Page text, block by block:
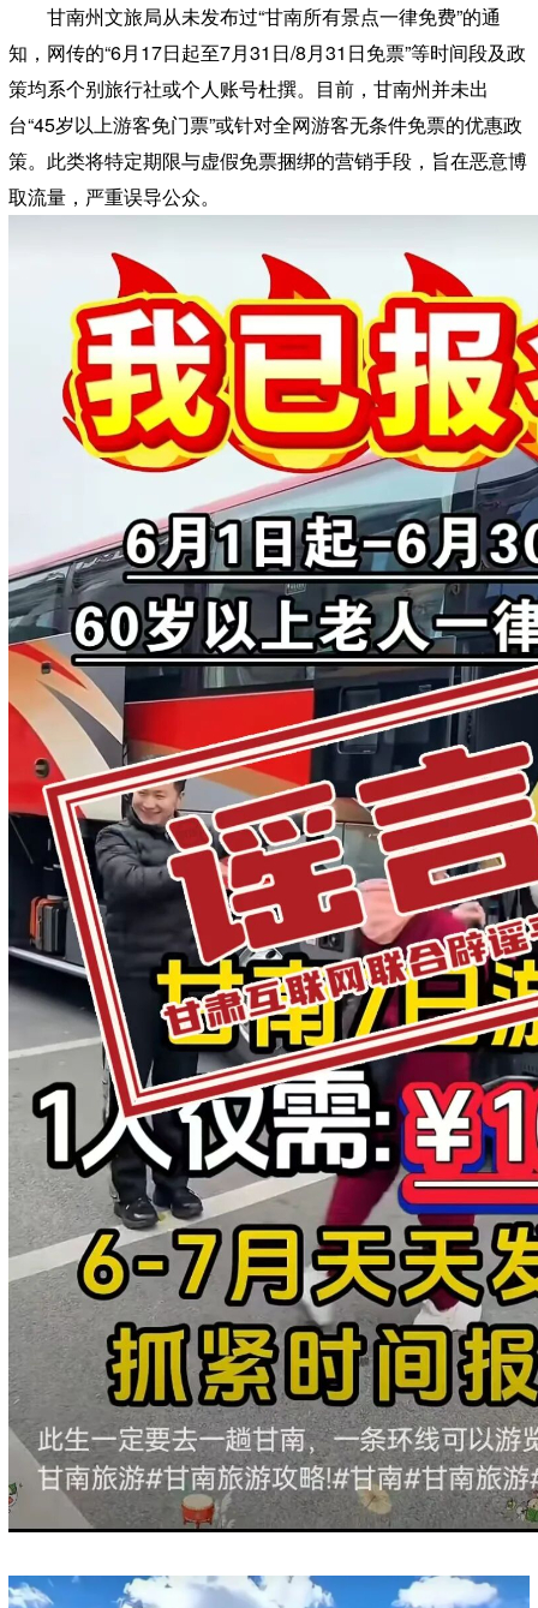
甘南州文旅局从未发布过“甘南所有景点一律免费”的通
知，网传的“6月17日起至7月31日/8月31日免票”等时间段及政
策均系个别旅行社或个人账号杜撰。目前，甘南州并未出
台“45岁以上游客免门票”或针对全网游客无条件免票的优惠政
策。此类将特定期限与虚假免票捆绑的营销手段，旨在恶意博
取流量，严重误导公众。